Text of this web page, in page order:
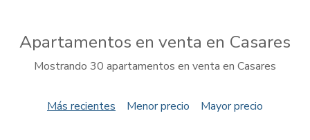
Apartamentos en venta en Casares
Mostrando 30 apartamentos en venta en Casares
Más recientes Menor precio Mayor precio